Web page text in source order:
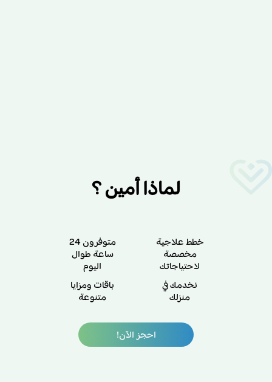
لماذا أمين ؟
خطط علاجية
مخصصة
لاحتياجاتك
متوفرون 24
ساعة طوال
اليوم
نخدمك في
منزلك
باقات ومزايا
متنوعة
احجز الآن!